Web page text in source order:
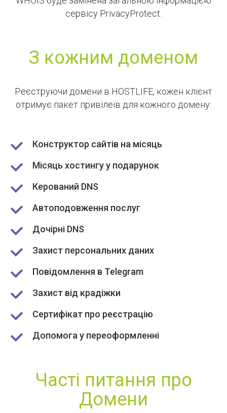
сервісу PrivacyProtect.
З кожним доменом
Реєструючи домени в HOSTLIFE, кожен клієнт
отримує пакет привілеїв для кожного домену:
Конструктор сайтів на місяць
Місяць хостингу у подарунок
Керований DNS
Автоподовження послуг
Дочірні DNS
Захист персональних даних
Повідомлення в Telegram
Захист від крадіжки
Сертифікат про реєстрацію
Допомога у переоформленні
Часті питання про
Домени